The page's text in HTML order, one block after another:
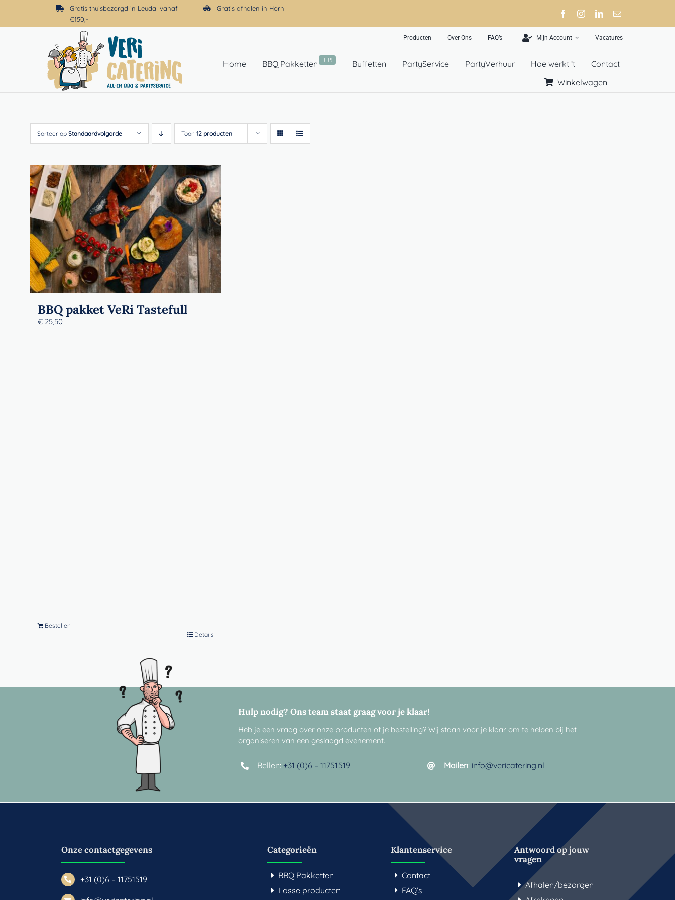
inhoud
Gratis thuisbezorgd in Leudal vanaf
€150,-
Gratis afhalen in Horn
Producten Over Ons FAQ’s Mijn Account Vacatures
Home BBQ Pakketten TIP! Buffetten PartyService PartyVerhuur Hoe werkt ‘t
Contact
Winkelwagen
Sorteer op Standaardvolgorde Toon 12 producten
BBQ pakket VeRi Tastefull
€25,50
Bestellen
Details
Hulp nodig? Ons team staat graag voor je klaar!
Heb je een vraag over onze producten of je bestelling? Wij staan voor je klaar om te helpen bij het
organiseren van een geslaagd evenement.
Bellen: +31 (0)6 – 11751519 Mailen: info@vericatering.nl
Onze contactgegevens
+31 (0)6 – 11751519
Categorieën
BBQ Pakketten
Losse producten
Klantenservice
Contact
FAQ’s
Antwoord op jouw
vragen
Afhalen/bezorgen